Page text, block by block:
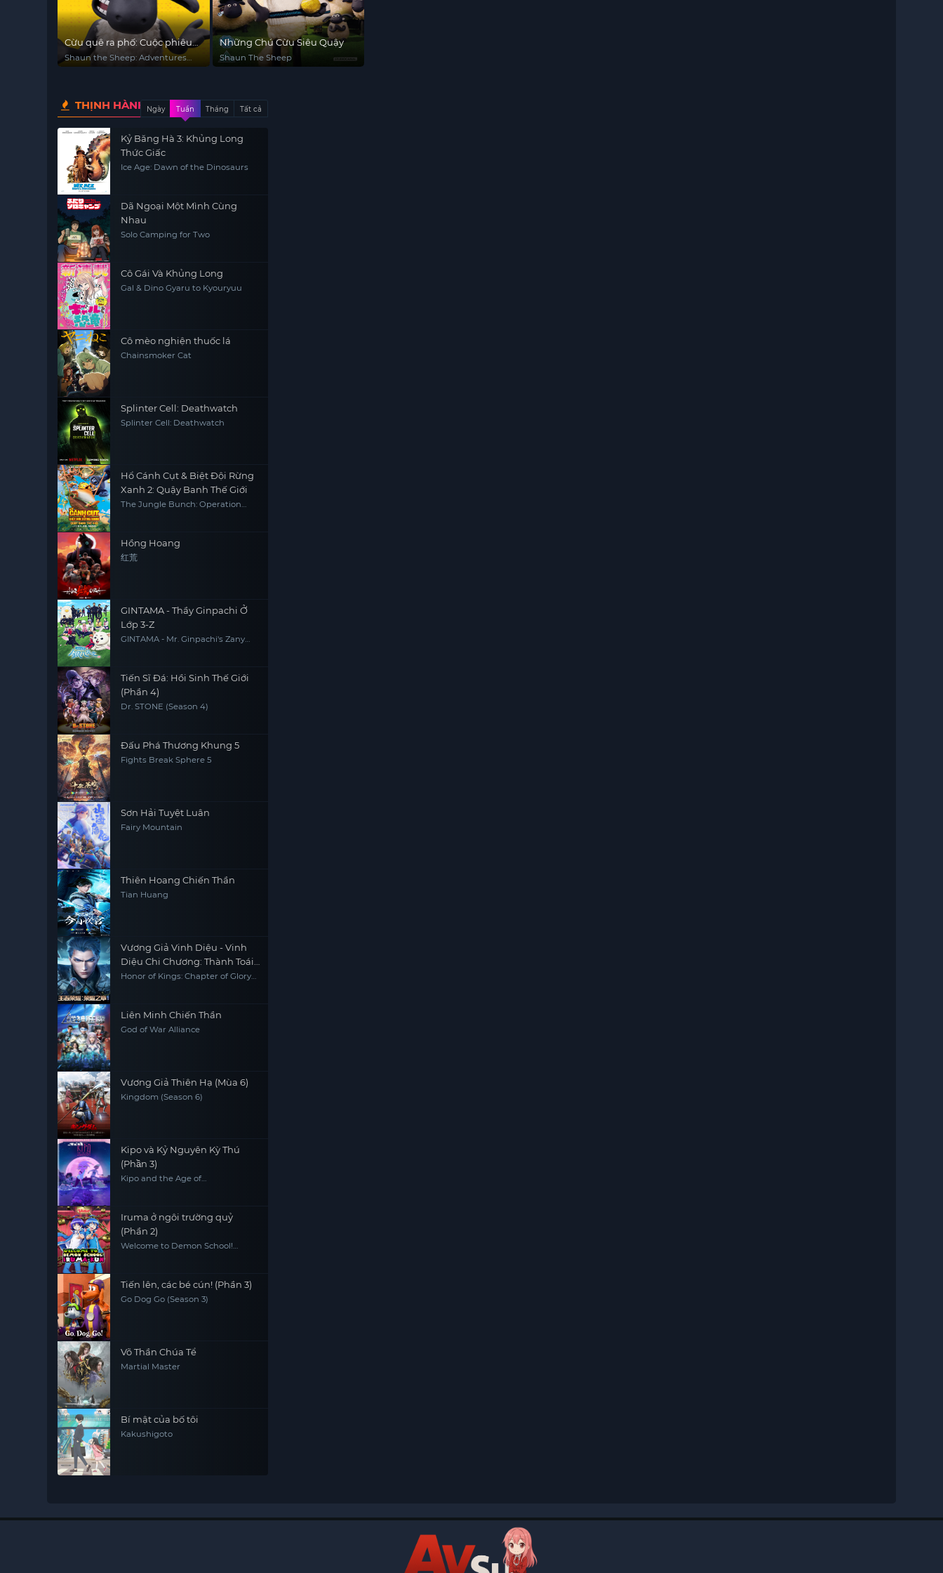
Cừu quê ra phố: Cuộc phiêu
lưu từ trang trại
Shaun the Sheep: Adventures
Những Chú Cừu Siêu Quậy
Shaun The Sheep
THỊNH HÀNHNgày Tuần Tháng Tất cả
Kỷ Băng Hà 3: Khủng Long
Thức Giấc
Ice Age: Dawn of the Dinosaurs
Dã Ngoại Một Mình Cùng
Nhau
Solo Camping for Two
Cô Gái Và Khủng Long
Gal & Dino Gyaru to Kyouryuu
Cô mèo nghiện thuốc lá
Chainsmoker Cat
Splinter Cell: Deathwatch
Splinter Cell: Deathwatch
Hổ Cánh Cụt & Biệt Đội Rừng
Xanh 2: Quậy Banh Thế Giới
The Jungle Bunch: Operation
Hồng Hoang
红荒
GINTAMA - Thầy Ginpachi Ở
Lớp 3-Z
GINTAMA - Mr. Ginpachi's Zany
Tiến Sĩ Đá: Hồi Sinh Thế Giới
(Phần 4)
Dr. STONE (Season 4)
Đấu Phá Thương Khung 5
Fights Break Sphere 5
Sơn Hải Tuyệt Luân
Fairy Mountain
Thiên Hoang Chiến Thần
Tian Huang
Vương Giả Vinh Diệu - Vinh
Diệu Chi Chương: Thành Toái
Nguyệt (Phần 2)
Honor of Kings: Chapter of Glory
Liên Minh Chiến Thần
God of War Alliance
Vương Giả Thiên Hạ (Mùa 6)
Kingdom (Season 6)
Kipo và Kỷ Nguyên Kỳ Thú
(Phần 3)
Kipo and the Age of
Iruma ở ngôi trường quỷ
(Phần 2)
Welcome to Demon School!
Tiến lên, các bé cún! (Phần 3)
Go Dog Go (Season 3)
Võ Thần Chúa Tể
Martial Master
Bí mật của bố tôi
Kakushigoto